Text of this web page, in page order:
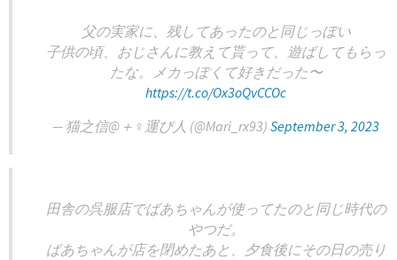
父の実家に、残してあったのと同じっぽい
子供の頃、おじさんに教えて貰って、遊ばしてもらっ
たな。メカっぽくて好きだった〜
https://t.co/Ox3oQvCCOc
— 猫之信@＋‍♀️運び人 (@Mari_rx93) September 3, 2023
田舎の呉服店でばあちゃんが使ってたのと同じ時代の
やつだ。
ばあちゃんが店を閉めたあと、夕食後にその日の売り